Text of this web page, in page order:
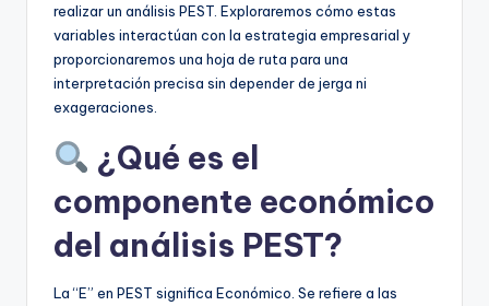
si
realizar un análisis PEST. Exploraremos cómo estas
variables interactúan con la estrategia empresarial y
proporcionaremos una hoja de ruta para una
interpretación precisa sin depender de jerga ni
exageraciones.
¿Qué es el
componente económico
del análisis PEST?
La “E” en PEST significa Económico. Se refiere a las